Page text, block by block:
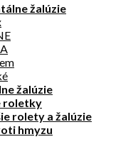
žalúzie
žalúzie
roletky
rolety a žalúzie
hmyzu